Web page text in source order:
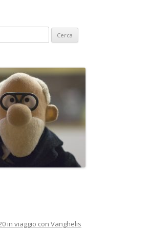
in viaggio con Vanghelis